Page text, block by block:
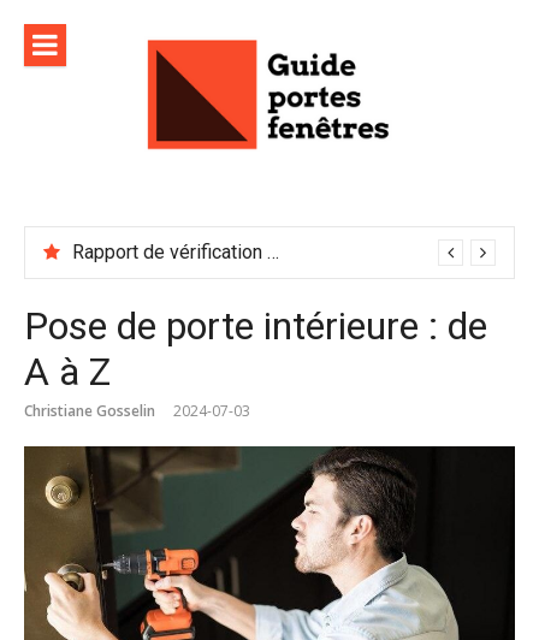
contenu
Rapport de vérification sécurité : à conserver précieusement
Pose de porte intérieure : de
A à Z
Christiane Gosselin 2024-07-03